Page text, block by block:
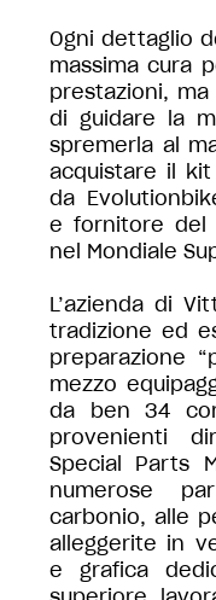
Ogni dettaglio
massima cura
prestazioni,
di guidare la
spremerla al
acquistare il kit
da
e fornitore del
nel Mondiale
L’azienda di
tradizione ed
preparazione
mezzo
da ben 34
provenienti
Special Parts
numerose
carbonio, alle
alleggerite in
e grafica